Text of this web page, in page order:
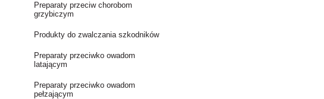
Preparaty przeciw chorobom
grzybiczym
Produkty do zwalczania szkodników
Preparaty przeciwko owadom
latającym
Preparaty przeciwko owadom
pełzającym